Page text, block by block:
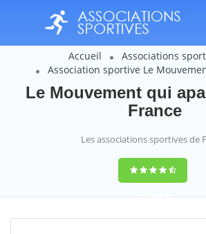
Accueil
Associations
Association sportive Le
Le Mouvement qui
France
Les associations sportives de
9,4(100%)
14358votes